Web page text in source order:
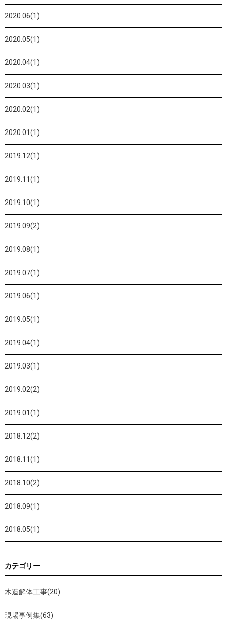
2020.06(1)
2020.05(1)
2020.04(1)
2020.03(1)
2020.02(1)
2020.01(1)
2019.12(1)
2019.11(1)
2019.10(1)
2019.09(2)
2019.08(1)
2019.07(1)
2019.06(1)
2019.05(1)
2019.04(1)
2019.03(1)
2019.02(2)
2019.01(1)
2018.12(2)
2018.11(1)
2018.10(2)
2018.09(1)
2018.05(1)
カテゴリー
木造解体工事(20)
現場事例集(63)